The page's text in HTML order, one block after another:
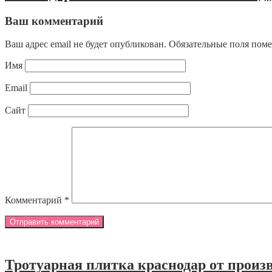
Ваш комментарий
Ваш адрес email не будет опубликован. Обязательные поля
Имя
Email
Сайт
Комментарий *
Тротуарная плитка краснодар от